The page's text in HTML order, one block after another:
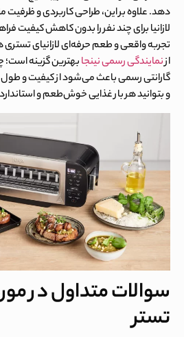
دهد. علاوه بر این، طراحی کاربردی و
لازانیا برای چند نفر را بدون کاهش کیفیت
تجربه واقعی و طعم حرفه‌ای لازانیای
ازنمایندگی رسمی نینجابهترین گزینه است؛
گارانتی رسمی باعث می‌شود از کیفیت و
و بتوانید هر بار غذایی خوش‌طعم و
سوالات متداول در
تستر